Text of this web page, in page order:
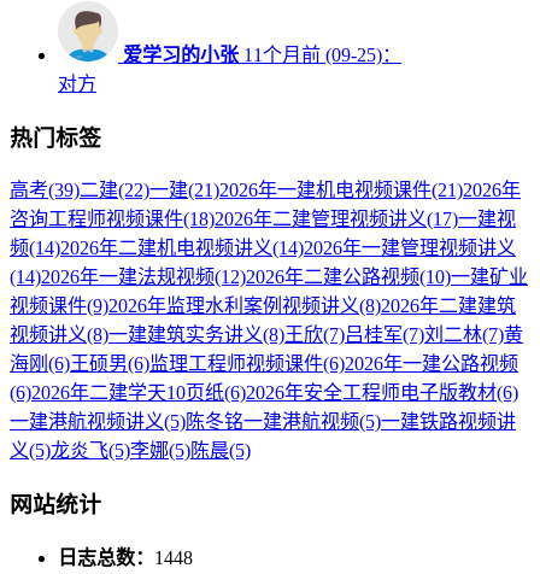
爱学习的小张 11个月前 (09-25)：
对方
热门标签
高考(39)二建(22)一建(21)2026年一建机电视频课件(21)2026年
咨询工程师视频课件(18)2026年二建管理视频讲义(17)一建视
频(14)2026年二建机电视频讲义(14)2026年一建管理视频讲义
(14)2026年一建法规视频(12)2026年二建公路视频(10)一建矿业
视频课件(9)2026年监理水利案例视频讲义(8)2026年二建建筑
视频讲义(8)一建建筑实务讲义(8)王欣(7)吕桂军(7)刘二林(7)黄
海刚 (6)王硕男(6)监理工程师视频课件(6)2026年一建公路视频
(6)2026年二建学天10页纸(6)2026年安全工程师电子版教材(6)
一建港航视频讲义(5)陈冬铭一建港航视频(5)一建铁路视频讲
义(5)龙炎飞(5)李娜(5)陈晨(5)
网站统计
日志总数： 1448